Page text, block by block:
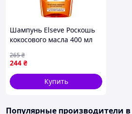
Шампунь Elseve Роскошь
кокосового масла 400 мл
244 ₴
265₴
Купить
Популярные производители